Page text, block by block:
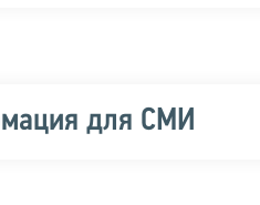
для СМИ